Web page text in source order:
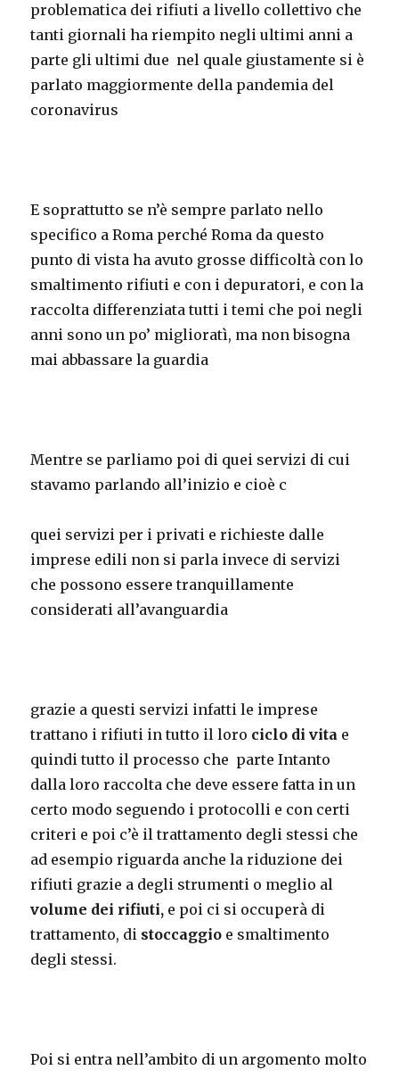
problematica dei rifiuti a livello collettivo che
tanti giornali ha riempito negli ultimi anni a
parte gli ultimi due nel quale giustamente si è
parlato maggiormente della pandemia del
coronavirus
E soprattutto se n’è sempre parlato nello
specifico a Roma perché Roma da questo
punto di vista ha avuto grosse difficoltà con lo
smaltimento rifiuti e con i depuratori, e con la
raccolta differenziata tutti i temi che poi negli
anni sono un po’ miglioratì, ma non bisogna
mai abbassare la guardia
Mentre se parliamo poi di quei servizi di cui
stavamo parlando all’inizio e cioè c
quei servizi per i privati e richieste dalle
imprese edili non si parla invece di servizi
che possono essere tranquillamente
considerati all’avanguardia
grazie a questi servizi infatti le imprese
trattano i rifiuti in tutto il loro ciclo di vita e
quindi tutto il processo che parte Intanto
dalla loro raccolta che deve essere fatta in un
certo modo seguendo i protocolli e con certi
criteri e poi c’è il trattamento degli stessi che
ad esempio riguarda anche la riduzione dei
rifiuti grazie a degli strumenti o meglio al
volume dei rifiuti, e poi ci si occuperà di
trattamento, di stoccaggio e smaltimento
degli stessi.
Poi si entra nell’ambito di un argomento molto